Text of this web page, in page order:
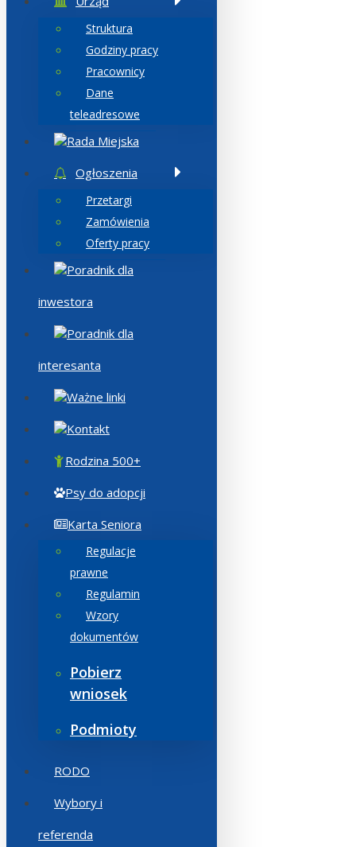
Struktura
Godziny pracy
Pracownicy
Dane
teleadresowe
Rada Miejska
Ogłoszenia
Przetargi
Zamówienia
Oferty pracy
Poradnik dla
inwestora
Poradnik dla
interesanta
Ważne linki
Kontakt
Rodzina 500+
Psy do adopcji
Karta Seniora
Regulacje
prawne
Regulamin
Wzory
dokumentów
Pobierz
wniosek
Podmioty
RODO
Wybory i
referenda